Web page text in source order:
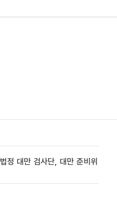
정 대만 검사단, 대만 준비위